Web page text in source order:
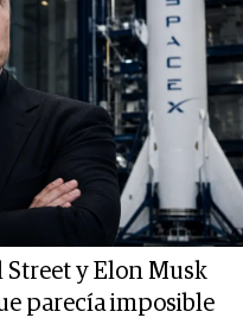
Street y Elon Musk
parecía imposible